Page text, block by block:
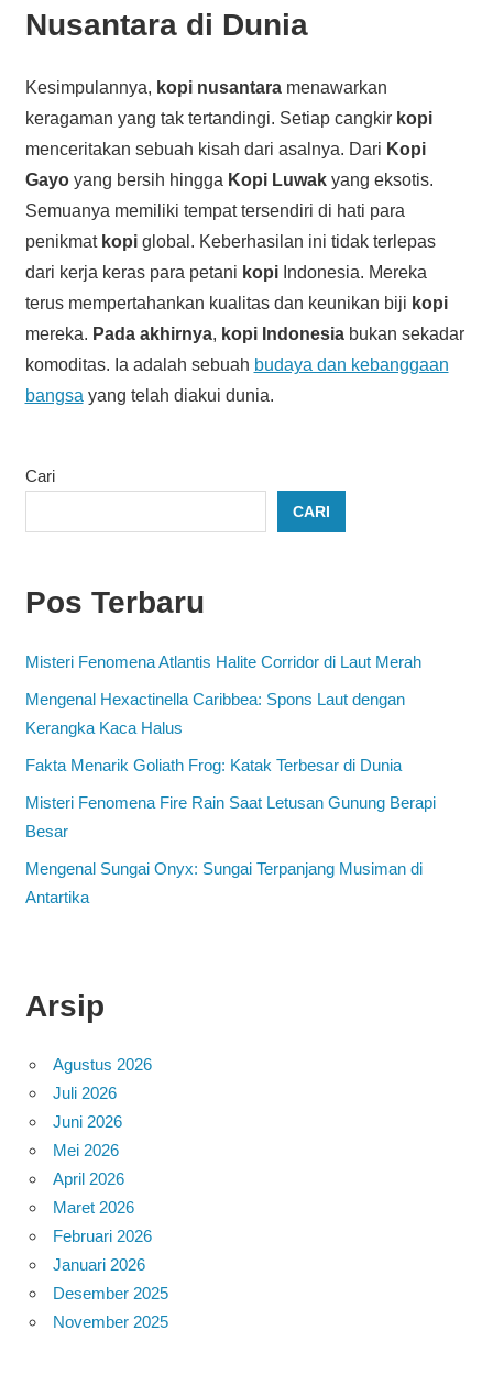
Nusantara di Dunia
Kesimpulannya, kopi nusantaramenawarkan
keragaman yang tak tertandingi. Setiap cangkir kopi
menceritakan sebuah kisah dari asalnya. Dari Kopi
Gayoyang bersih hingga Kopi Luwakyang eksotis.
Semuanya memiliki tempat tersendiri di hati para
penikmat kopiglobal. Keberhasilan ini tidak terlepas
dari kerja keras para petani kopiIndonesia. Mereka
terus mempertahankan kualitas dan keunikan biji kopi
mereka. Pada akhirnya, kopi Indonesiabukan sekadar
komoditas. Ia adalah sebuah budaya dan kebanggaan
bangsa yang telah diakui dunia.
Cari
CARI
Pos Terbaru
Misteri Fenomena Atlantis Halite Corridor di Laut Merah
Mengenal Hexactinella Caribbea: Spons Laut dengan
Kerangka Kaca Halus
Fakta Menarik Goliath Frog: Katak Terbesar di Dunia
Misteri Fenomena Fire Rain Saat Letusan Gunung Berapi
Besar
Mengenal Sungai Onyx: Sungai Terpanjang Musiman di
Antartika
Arsip
Agustus 2026
Juli 2026
Juni 2026
Mei 2026
April 2026
Maret 2026
Februari 2026
Januari 2026
Desember 2025
November 2025